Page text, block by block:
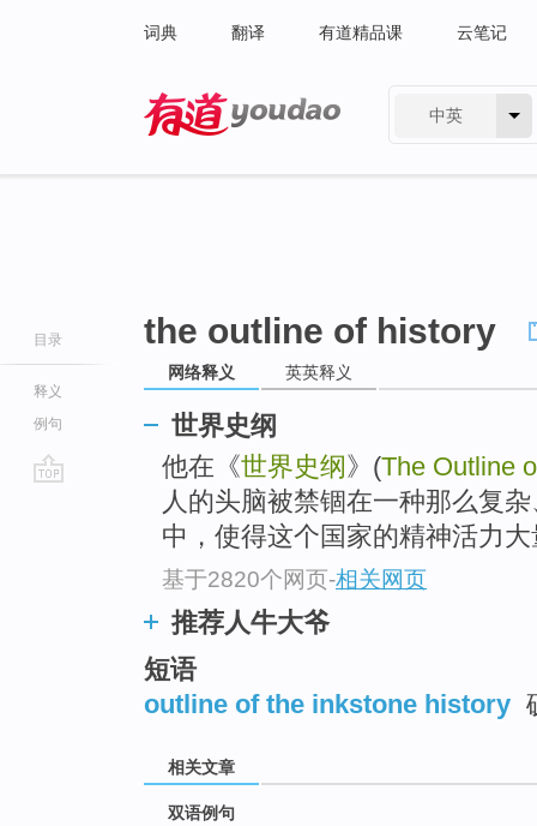
词典 翻译 有道精品课 云笔记
中英
目录
释义
例句
the outline of history
网络释义 英英释义
世界史纲
他在《世界史纲 》(The Outline
人的头脑被禁锢在一种那么复
中，使得这个国家的精神活力
基于2820个网页-相关网页
推荐人牛大爷
短语
outline of the inkstone history
相关文章
双语例句